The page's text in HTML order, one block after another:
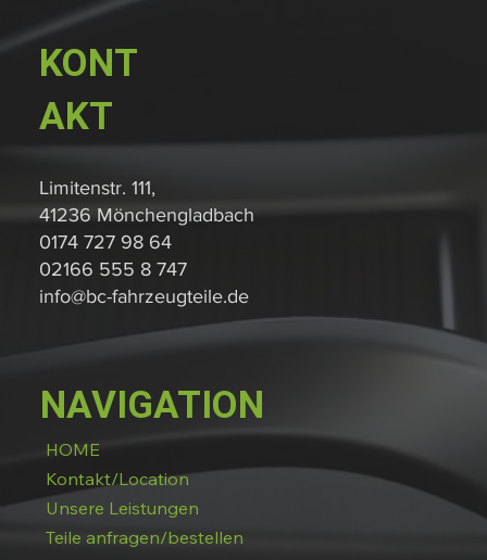
NAVIGATION
HOME
Kontakt/Location
Unsere Leistungen
Teile anfragen/bestellen
KONT
AKT
Limitenstr. 111,
41236 Mönchengladbach
0174 727 98 64
02166 555 8 747
info@bc-fahrzeugteile.de